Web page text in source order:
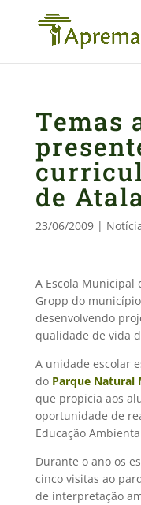
Temas
de
23/06/2009|
A Escola Municipal
Gropp do
desenvolvendo
qualidade de vida
A unidade escolar
do Parque Natural
que propicia aos
oportunidade de
Educação
Durante o ano os
cinco visitas ao
de interpretação